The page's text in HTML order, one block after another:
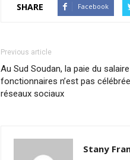
SHARE Facebook
Previous article
Au Sud Soudan, la paie du
fonctionnaires n’est pas
réseaux sociaux
Stany